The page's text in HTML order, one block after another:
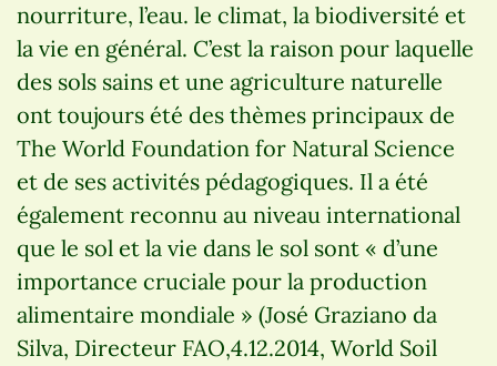
nourriture, l’eau. le climat, la biodiversité et
la vie en général. C’est la raison pour laquelle
des sols sains et une agriculture naturelle
ont toujours été des thèmes principaux de
The World Foundation for Natural Science
et de ses activités pédagogiques. Il a été
également reconnu au niveau international
que le sol et la vie dans le sol sont « d’une
importance cruciale pour la production
alimentaire mondiale » (José Graziano da
Silva, Directeur FAO,4.12.2014, World Soil